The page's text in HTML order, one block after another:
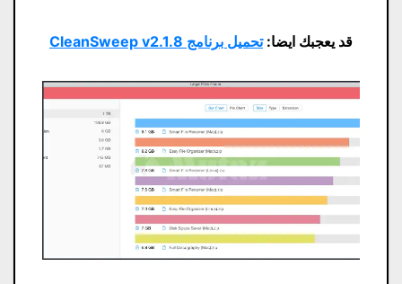
قد يعجبك ايضا:تحميل برنامج CleanSweep v2.1.8